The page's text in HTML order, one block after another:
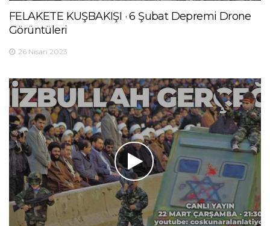
FELAKETE KUŞBAKIŞI · 6 Şubat Depremi Drone
Görüntüleri
26 Nisan 2023